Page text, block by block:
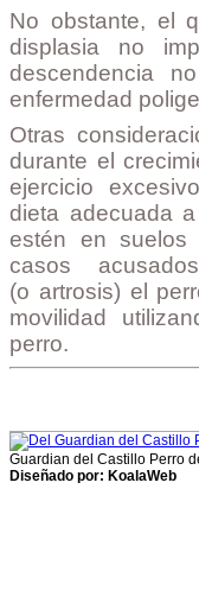
No obstante, el
displasia no
descendencia
enfermedad
Otras
durante el
ejercicio
dieta adecuada
estén en suelos
casos
(o artrosis) el
movilidad
perro.
Guardian del Castillo Perro
Diseñado por: KoalaWeb